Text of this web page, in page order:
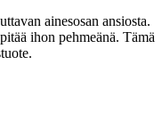
ainesosan ansiosta.
ihon pehmeänä. Tämä